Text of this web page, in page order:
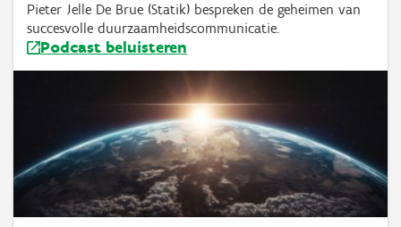
Pieter Jelle De Brue (Statik) bespreken de geheimen van
succesvolle duurzaamheidscommunicatie.
Podcast beluisteren